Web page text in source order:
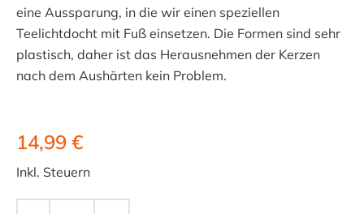
eine Aussparung, in die wir einen speziellen
Teelichtdocht mit Fuß einsetzen. Die Formen sind sehr
plastisch, daher ist das Herausnehmen der Kerzen
nach dem Aushärten kein Problem.
14,99 €
Inkl. Steuern